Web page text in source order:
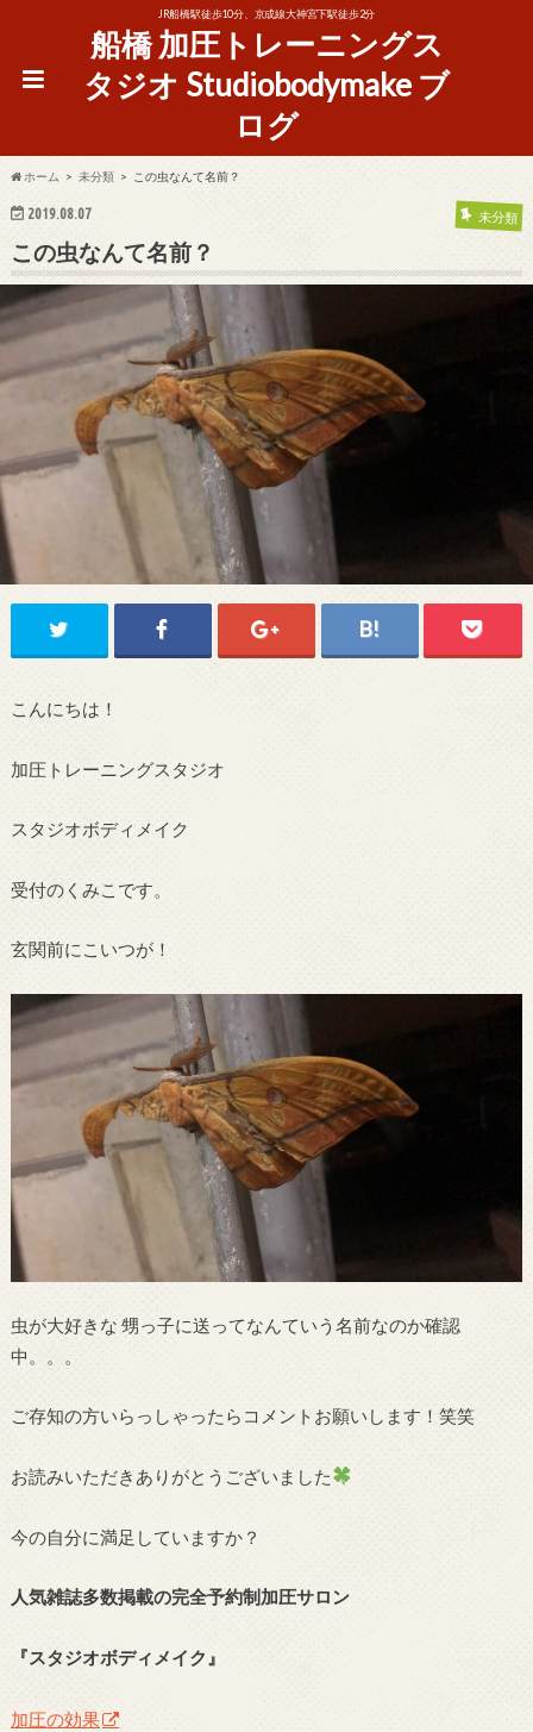
JR船橋駅徒歩10分、京成線大神宮下駅徒歩2分
船橋 加圧トレーニングス
タジオ Studiobodymake ブ
ログ
ホーム 未分類 この虫なんて名前？
2019.08.07 未分類
この虫なんて名前？
こんにちは！
加圧トレーニングスタジオ
スタジオボディメイク
受付のくみこです。
玄関前にこいつが！
虫が大好きな 甥っ子に送ってなんていう名前なのか確認
中。。。
ご存知の方いらっしゃったらコメントお願いします！笑笑
お読みいただきありがとうございました
今の自分に満足していますか？
人気雑誌多数掲載の完全予約制加圧サロン
『スタジオボディメイク』
加圧の効果